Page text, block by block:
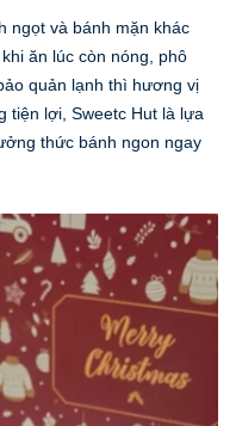
ngọt và bánh mặn khác
ăn lúc còn nóng, phô
quản lạnh thì hương vị
tiện lợi, Sweetc Hut là lựa
thức bánh ngon ngay